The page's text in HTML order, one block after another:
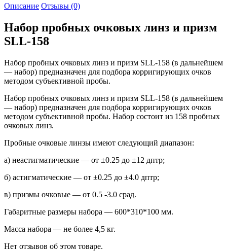
Описание Отзывы (0)
Набор пробных очковых линз и призм
SLL-158
Набор пробных очковых линз и призм SLL-158 (в дальнейшем
— набор) предназначен для подбора корригирующих очков
методом субъективной пробы.
Набор пробных очковых линз и призм SLL-158 (в дальнейшем
— набор) предназначен для подбора корригирующих очков
методом субъективной пробы. Набор состоит из 158 пробных
очковых линз.
Пробные очковые линзы имеют следующий диапазон:
а) неастигматические — от ±0.25 до ±12 дптр;
б) астигматические — от ±0.25 до ±4.0 дптр;
в) призмы очковые — от 0.5 -3.0 срад.
Габаритные размеры набора — 600*310*100 мм.
Масса набора — не более 4,5 кг.
Нет отзывов об этом товаре.